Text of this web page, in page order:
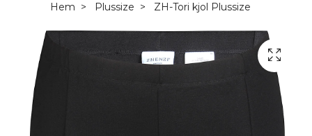
Hem Plussize ZH-Tori kjol Plussize